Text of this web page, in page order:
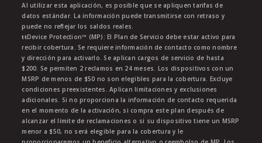
Al utilizar esta aplicación, es posible que se apliquen tarifas de
datos estándar. La información puede transmitirse con retraso y
puede no reflejar los saldos reales.
ŧŧDevice Protection™ (MP): El Plan de Servicio debe estar activo para
recibir cobertura. Se requiere información de contacto como nombre
y dirección para activarlo. Se aplican cargos de servicio de hasta
$200. Se permiten 2 reclamos en 24 meses. Los dispositivos con un
MSRP de menos de $50 no son elegibles para la cobertura. Excluye
condiciones preexistentes. Aplican limitaciones y exclusiones
adicionales. Si no proporciona la información de contacto requerida
en el momento de la activación, si compra este plan después de
alcanzar el límite de reclamaciones o si su dispositivo tiene un MSRP
menor a $50, no será elegible para la cobertura y le